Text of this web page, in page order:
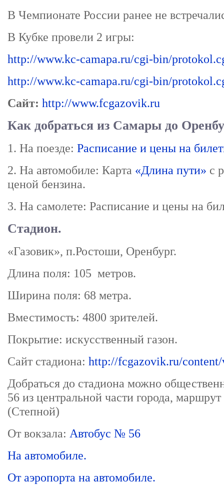
В Чемпионате России ранее не
В Кубке провели 2 игры:
http://www.kc-camapa.ru/cgi-bin/
http://www.kc-camapa.ru/cgi-bin/
Сайт: http://www.fcgazovik.ru
Как добраться из Самары до
1. На поезде: Расписание и цены на
2. На автомобиле: Карта «Длина пути» с
ценой бензина.
3. На самолете: Расписание и цены на
Стадион.
«Газовик», п.Ростоши, Оренбург.
Длина поля: 105 метров.
Ширина поля: 68 метра.
Вместимость: 4800 зрителей.
Покрытие: искусственный газон.
Сайт стадиона: http://fcgazovik.ru/
Добраться до стадиона можно
56 из центральной части города,
(Степной)
От вокзала: Автобус № 56
На автомобиле.
От аэропорта на автомобиле.